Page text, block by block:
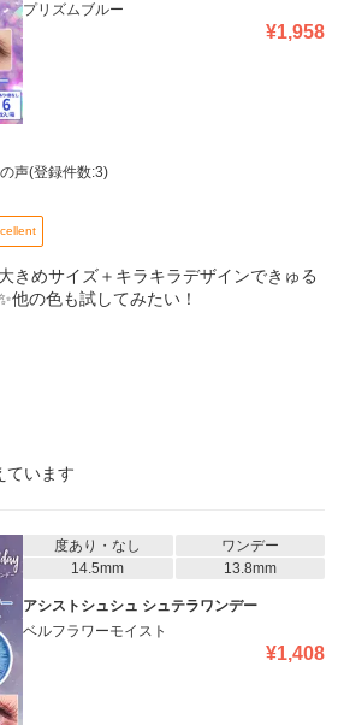
プリズムブルー
¥1,958
声(登録件数:3)
きめサイズ＋キラキラデザインできゅる
他の色も試してみたい！
ています
度あり・なし
ワンデー
14.5mm
13.8mm
アシストシュシュ シュテラワンデー
ベルフラワーモイスト
¥1,408